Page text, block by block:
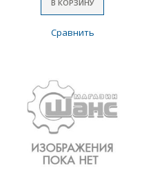
В КОРЗИНУ
Сравнить